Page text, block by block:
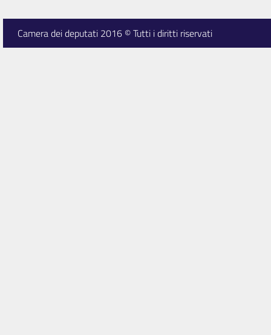
Camera dei deputati 2016 © Tutti i diritti riservati